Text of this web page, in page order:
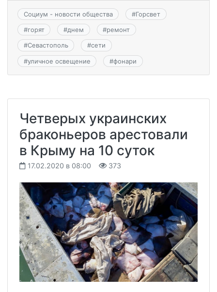
Социум - новости общества #Горсвет
#горят #днем #ремонт
#Севастополь #сети
#уличное освещение #фонари
Четверых украинских
браконьеров арестовали
в Крыму на 10 суток
17.02.2020 в 08:00 373